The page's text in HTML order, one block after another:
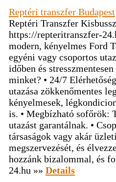
Reptéri transzfer Budapest
Reptéri Transzfer
https://repteritranszfer-
modern, kényelmes Ford
egyéni vagy csoportos
időben és
minket? • 24/7
utazása zökkenőmentes
kényelmesek,
is. • Megbízható sofőrök:
utazást garantálnak. •
társaságok vagy akár
megszervezését, és
hozzánk bizalommal, és
24.hu »» Details